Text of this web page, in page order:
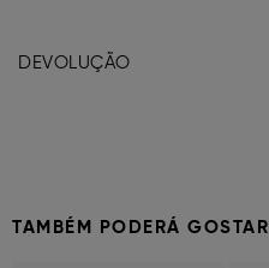
DEVOLUÇÃO
TAMBÉM PODERÁ GOSTAR